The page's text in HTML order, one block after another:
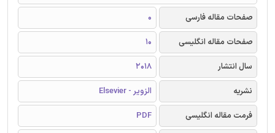
صفحات مقاله فارسی
0
صفحات مقاله انگلیسی
10
سال انتشار
2018
نشریه
الزویر - Elsevier
فرمت مقاله انگلیسی
PDF